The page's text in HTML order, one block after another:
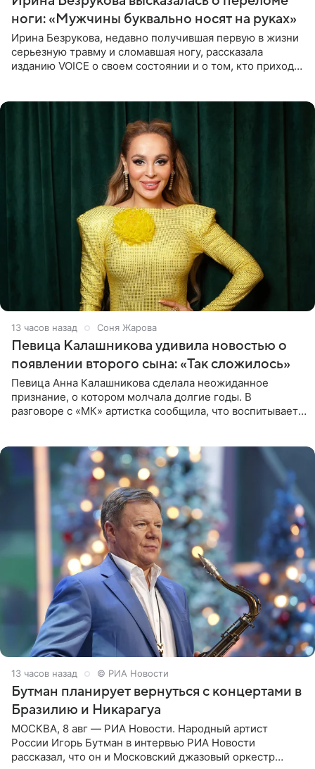
ноги: «Мужчины буквально носят на руках»
Ирина Безрукова, недавно получившая первую в жизни
серьезную травму и сломавшая ногу, рассказала
изданию VOICE о своем состоянии и о том, кто приходит
13 часов назад Соня Жарова
Певица Калашникова удивила новостью о
появлении второго сына: «Так сложилось»
Певица Анна Калашникова сделала неожиданное
признание, о котором молчала долгие годы. В
разговоре с «МК» артистка сообщила, что воспитывает
13 часов назад © РИА Новости
Бутман планирует вернуться с концертами в
Бразилию и Никарагуа
МОСКВА, 8 авг — РИА Новости. Народный артист
России Игорь Бутман в интервью РИА Новости
рассказал, что он и Московский джазовый оркестр